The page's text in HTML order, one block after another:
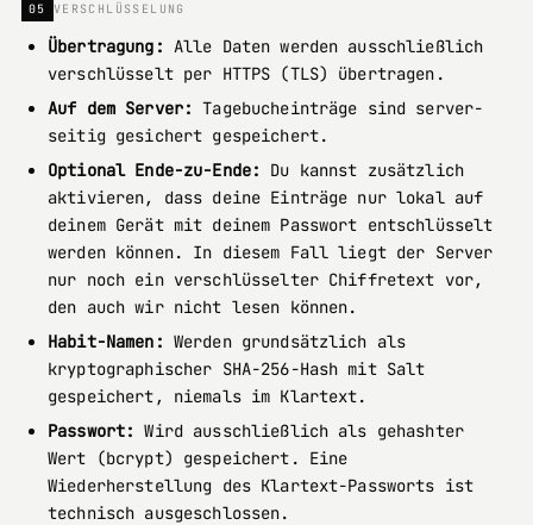
05 VERSCHLÜSSELUNG
Übertragung: Alle Daten werden ausschließlich
verschlüsselt per HTTPS (TLS) übertragen.
Auf dem Server: Tagebucheinträge sind server-
seitig gesichert gespeichert.
Optional Ende-zu-Ende:
Du kannst zusätzlich
aktivieren, dass deine Einträge nur lokal auf
deinem Gerät mit deinem Passwort entschlüsselt
werden können. In diesem Fall liegt der Server
nur noch ein verschlüsselter Chiffretext vor,
den auch wir nicht lesen können.
Habit-Namen: Werden grundsätzlich als
kryptographischer SHA-256-Hash mit Salt
gespeichert, niemals im Klartext.
Passwort: Wird ausschließlich als gehashter
Wert (bcrypt) gespeichert. Eine
Wiederherstellung des Klartext-Passworts ist
technisch ausgeschlossen.